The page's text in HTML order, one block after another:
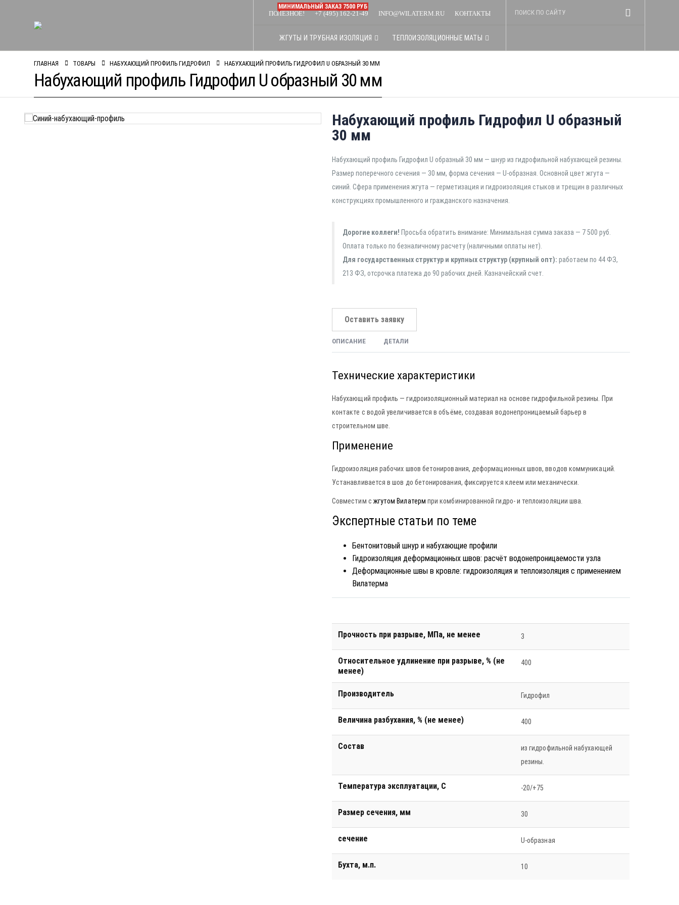
ПОЛЕЗНОЕ! +7 (495) 162-21-49
МИНИМАЛЬНЫЙ ЗАКАЗ 7500 РУБ
INFO@WILATERM.RU КОНТАКТЫ
ЖГУТЫ И ТРУБНАЯ ИЗОЛЯЦИЯ ТЕПЛОИЗОЛЯЦИОННЫЕ МАТЫ
ГЛАВНАЯ ТОВАРЫ НАБУХАЮЩИЙ ПРОФИЛЬ ГИДРОФИЛ НАБУХАЮЩИЙ ПРОФИЛЬ ГИДРОФИЛ U ОБРАЗНЫЙ 30 ММ
Набухающий профиль Гидрофил U образный 30 мм
Набухающий профиль Гидрофил U образный
30 мм
Набухающий профиль Гидрофил U образный 30 мм — шнур из гидрофильной набухающей резины.
Размер поперечного сечения — 30 мм, форма сечения — U-образная. Основной цвет жгута —
синий. Сфера применения жгута — герметизация и гидроизоляция стыков и трещин в различных
конструкциях промышленного и гражданского назначения.
Дорогие коллеги! Просьба обратить внимание: Минимальная сумма заказа — 7 500 руб.
Оплата только по безналичному расчету (наличными оплаты нет).
Для государственных структур и крупных структур (крупный опт): работаем по 44 ФЗ,
213 ФЗ, отсрочка платежа до 90 рабочих дней. Казначейский счет.
Оставить заявку
ОПИСАНИЕ ДЕТАЛИ
Технические характеристики
Набухающий профиль — гидроизоляционный материал на основе гидрофильной резины. При
контакте с водой увеличивается в объёме, создавая водонепроницаемый барьер в
строительном шве.
Применение
Гидроизоляция рабочих швов бетонирования, деформационных швов, вводов коммуникаций.
Устанавливается в шов до бетонирования, фиксируется клеем или механически.
Совместим с жгутом Вилатерм при комбинированной гидро- и теплоизоляции шва.
Экспертные статьи по теме
Бентонитовый шнур и набухающие профили
Гидроизоляция деформационных швов: расчёт водонепроницаемости узла
Деформационные швы в кровле: гидроизоляция и теплоизоляция с применением
Вилатерма
Прочность при разрыве, МПа, не менее 3
Относительное удлинение при разрыве, % (не
менее)
400
Производитель Гидрофил
Величина разбухания, % (не менее) 400
Состав
из гидрофильной набухающей
резины.
Температура эксплуатации, С -20/+75
Размер сечения, мм 30
сечение U-образная
Бухта, м.п. 10